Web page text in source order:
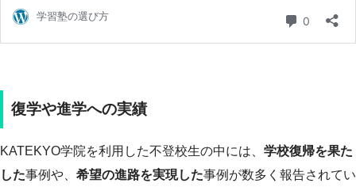
復学や進学への実績
KATEKYO学院を利用した不登校生の中には、 学校復帰を果た
した事例や、 希望の進路を実現した事例が数多く報告されてい